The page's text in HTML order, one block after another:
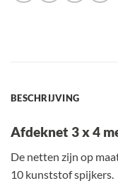
BESCHRIJVING
Afdeknet 3 x 4
De netten zijn op
10 kunststof spijkers.